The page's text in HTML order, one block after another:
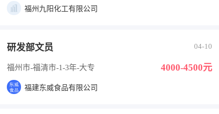
福州九阳化工有限公司
研发部文员 04-10
福州市-福清市-1-3年-大专 4000-4500元
福建东威食品有限公司